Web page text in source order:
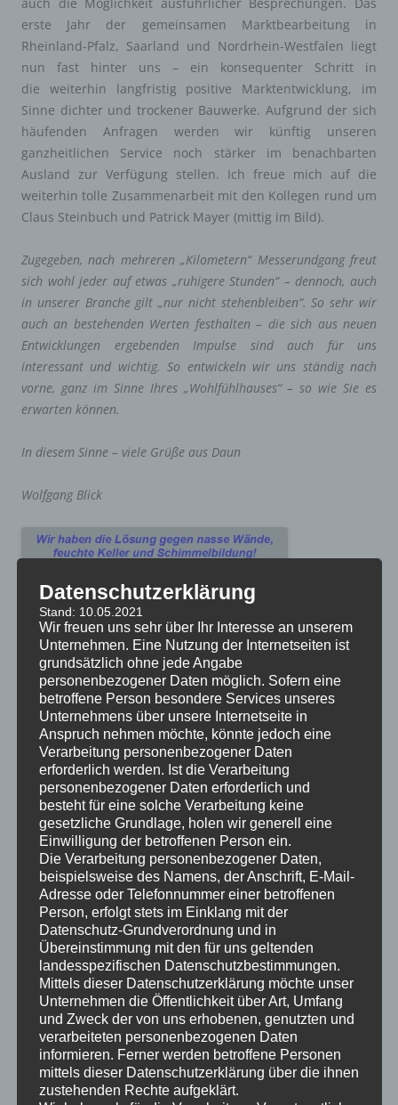
erste Jahr der gemeinsamen Marktbearbeitung in
Rheinland-Pfalz, Saarland und Nordrhein-Westfalen liegt
nun fast hinter uns – ein konsequenter Schritt in
die weiterhin langfristig positive Marktentwicklung, im
Sinne dichter und trockener Bauwerke. Aufgrund der sich
häufenden Anfragen werden wir künftig unseren
ganzheitlichen Service noch stärker im benachbarten
Ausland zur Verfügung stellen. Ich freue mich auf die
weiterhin tolle Zusammenarbeit mit den Kollegen rund um
Claus Steinbuch und Patrick Mayer (mittig im Bild).
Zugegeben, nach mehreren „Kilometern“ Messerundgang freut
sich wohl jeder auf etwas „ruhigere Stunden“ – dennoch, auch
in unserer Branche gilt „nur nicht stehenbleiben“. So sehr wir
auch an bestehenden Werten festhalten – die sich aus neuen
Entwicklungen ergebenden Impulse sind auch für uns
interessant und wichtig. So entwickeln wir uns ständig nach
vorne, ganz im Sinne Ihres „Wohlfühlhauses“ – so wie Sie es
erwarten können.
In diesem Sinne – viele Grüße aus Daun
Wolfgang Blick
Teilen mit:
Gefällt mir:
Ähnliche Beiträge
Mit einer Menge toller
Neuigkeiten zurück im
Vertriebsgebiet!
17. April 2016
In "was gibt es Neues?"
Gebietsweise trocken –
Referenz für die
Zusammenarbeit im
Netzwerk
6. Oktober 2015
Datenschutzerklärung
Stand: 10.05.2021
Wir freuen uns sehr über Ihr Interesse an unserem
Unternehmen. Eine Nutzung der Internetseiten ist
grundsätzlich ohne jede Angabe
personenbezogener Daten möglich. Sofern eine
betroffene Person besondere Services unseres
Unternehmens über unsere Internetseite in
Anspruch nehmen möchte, könnte jedoch eine
Verarbeitung personenbezogener Daten
erforderlich werden. Ist die Verarbeitung
personenbezogener Daten erforderlich und
besteht für eine solche Verarbeitung keine
gesetzliche Grundlage, holen wir generell eine
Einwilligung der betroffenen Person ein.
Die Verarbeitung personenbezogener Daten,
beispielsweise des Namens, der Anschrift, E-Mail-
Adresse oder Telefonnummer einer betroffenen
Person, erfolgt stets im Einklang mit der
Datenschutz-Grundverordnung und in
Übereinstimmung mit den für uns geltenden
landesspezifischen Datenschutzbestimmungen.
Mittels dieser Datenschutzerklärung möchte unser
Unternehmen die Öffentlichkeit über Art, Umfang
und Zweck der von uns erhobenen, genutzten und
verarbeiteten personenbezogenen Daten
informieren. Ferner werden betroffene Personen
mittels dieser Datenschutzerklärung über die ihnen
zustehenden Rechte aufgeklärt.